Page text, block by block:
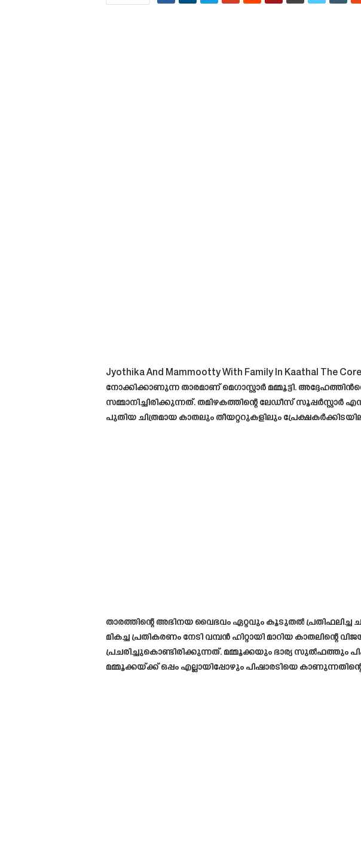
Jyothika And Mammootty With Family In Kaathal The
നോക്കിക്കാണുന്ന താരമാണ് മെഗാസ്റ്റാർ മമ്മൂട്ടി.
സമ്മാനിച്ചിരിക്കുന്നത്. തമിഴകത്തിന്റെ ലേഡീസ് സൂപ്പർസ്റ്റാർ
പുതിയ ചിത്രമായ കാതലും തീയറ്ററുകളിലും
താരത്തിന്റെ അഭിനയ വൈഭവം ഏറ്റവും കൂടുതൽ പ്രതിഫലിച്ച
മികച്ച പ്രതികരണം നേടി വമ്പൻ ഹിറ്റായി മാറിയ
പ്രചരിച്ചുകൊണ്ടിരിക്കുന്നത്. മമ്മൂക്കയും ഭാര്യ സുൽഫത്തും
മമ്മൂക്കയ്ക്ക് ഒപ്പം എല്ലായിപ്പോഴും പിഷാരടിയെ